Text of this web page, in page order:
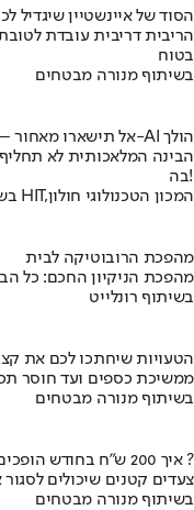
הסוד של איינשטיין שיגדיל
הריבית דריבית עובדת
בטוח
בשיתוף מנורה מבטחים
אל תישארו מאחור – בואו לגלות לאן ה-AI הולך
הבינה המלאכותית לא
בה!
בשיתוף HIT,המכון הטכנולוגי חולון
מהפכת הרובוטיקה לבית
מהפכת הניקיון החכם: כל
בשיתוף רונלייט
הטעויות שיחתכו לכם את
ממשיכת כספים ועד חוסר
בשיתוף מנורה מבטחים
איך 200 ש"ח בחודש הופכים ל140 אלף ?
צעדים קטנים שיכולים לסגור
בשיתוף מנורה מבטחים